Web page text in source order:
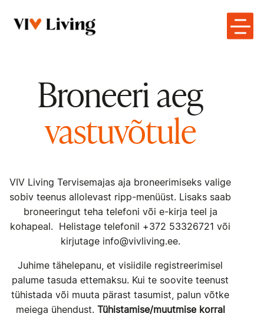
Broneeri aeg
vastuvõtule
VIV Living Tervisemajas aja broneerimiseks valige
sobiv teenus allolevast ripp-menüüst. Lisaks saab
broneeringut teha telefoni või e-kirja teel ja
kohapeal. Helistage telefonil +372 53326721 või
kirjutage info@vivliving.ee.
Juhime tähelepanu, et visiidile registreerimisel
palume tasuda ettemaksu. Kui te soovite teenust
tühistada või muuta pärast tasumist, palun võtke
meiega ühendust. Tühistamise/muutmise korral